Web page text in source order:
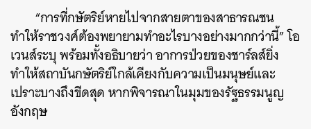
“การที่กษัตริย์หายไปจากสายตาของสาธารณชน
ทำให้ราชวงศ์ต้องพยายามทำอะไรบางอย่างมากกว่านี้” โอ
เวนส์ระบุ พร้อมทั้งอธิบายว่า อาการป่วยของชาร์ลส์ยิ่ง
ทำให้สถาบันกษัตริย์ใกล้เคียงกับความเป็นมนุษย์และ
เปราะบางถึงขีดสุด หากพิจารณาในมุมของรัฐธรรมนูญ
อังกฤษ